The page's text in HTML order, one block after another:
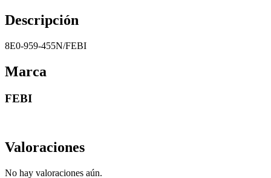
Descripción
8E0-959-455N/FEBI
Marca
FEBI
Valoraciones
No hay valoraciones aún.